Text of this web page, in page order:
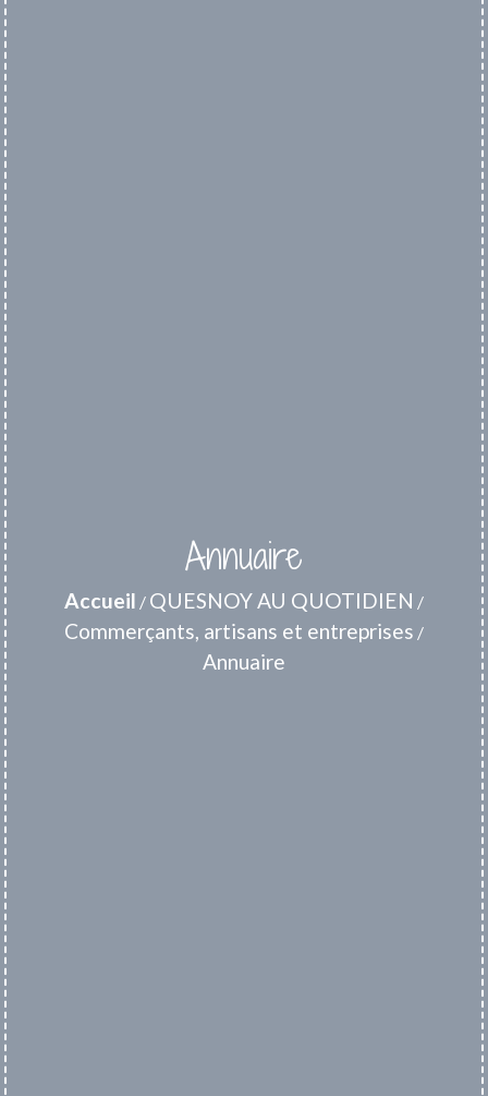
Annuaire
Accueil / QUESNOY AU QUOTIDIEN /
Commerçants, artisans et entreprises /
Annuaire